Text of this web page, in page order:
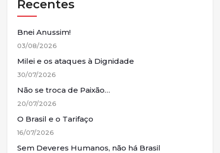
Recentes
Bnei Anussim!
03/08/2026
Milei e os ataques à Dignidade
30/07/2026
Não se troca de Paixão…
20/07/2026
O Brasil e o Tarifaço
16/07/2026
Sem Deveres Humanos, não há Brasil